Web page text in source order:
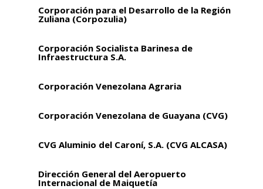
Corporación para el Desarrollo de la Región
Zuliana (Corpozulia)
Corporación Socialista Barinesa de
Infraestructura S.A.
Corporación Venezolana Agraria
Corporación Venezolana de Guayana (CVG)
CVG Aluminio del Caroní, S.A. (CVG ALCASA)
Dirección General del Aeropuerto
Internacional de Maiquetía